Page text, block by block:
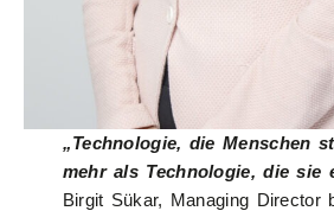
„Technologie, die Menschen
mehr als Technologie, die sie
Birgit Sükar, Managing Director